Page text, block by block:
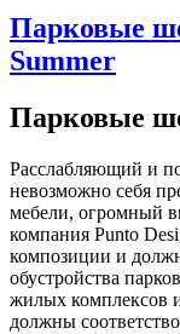
Парковые
Summer
Парковые
Расслабляющий и
невозможно себя
мебели, огромный
компания Punto
композиции и
обустройства
жилых комплексов
должны